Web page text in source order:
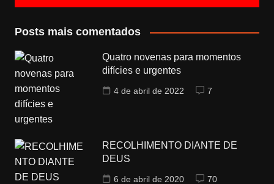
Posts mais comentados
Quatro novenas para momentos
difícies e urgentes
4 de abril de 2022 7
RECOLHIMENTO DIANTE DE
DEUS
6 de abril de 2020 70